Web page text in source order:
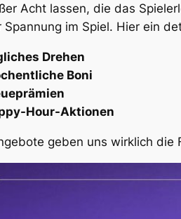
Acht lassen, die das
Spannung im Spiel. Hier ein
Drehen
Boni
Hour-Aktionen
geben uns wirklich die